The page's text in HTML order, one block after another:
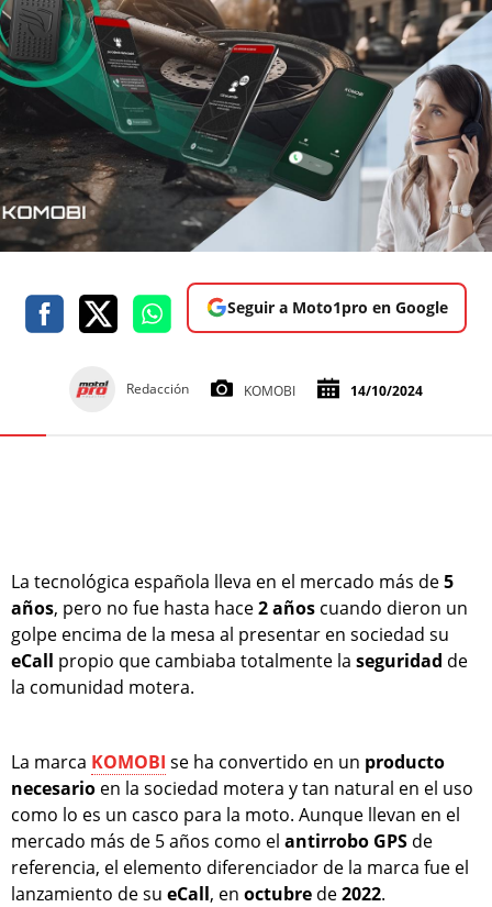
Seguir a Moto1pro en Google
Redacción KOMOBI 14/10/2024
La tecnológica española lleva en el mercado más de5
años, pero no fue hasta hace2 años cuando dieron un
golpe encima de la mesa al presentar en sociedad su
eCall propio que cambiaba totalmente la seguridad de
la comunidad motera.
La marca KOMOBI se ha convertido en un producto
necesario en la sociedad motera y tan natural en el uso
como lo es un casco para la moto. Aunque llevan en el
mercado más de 5 años como el antirrobo GPS de
referencia, el elemento diferenciador de la marca fue el
lanzamiento de su eCall, en octubre de2022.